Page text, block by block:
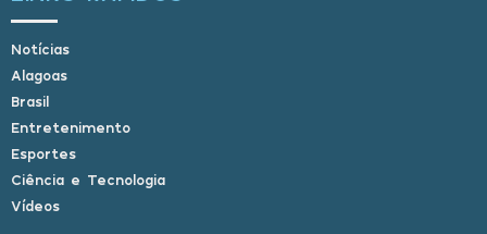
Notícias
Alagoas
Brasil
Entretenimento
Esportes
Ciência e Tecnologia
Vídeos